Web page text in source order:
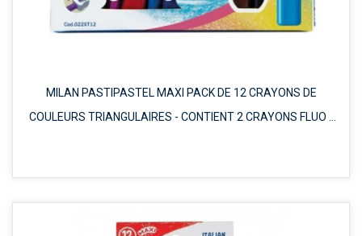
MILAN PASTIPASTEL MAXI PACK DE 12 CRAYONS DE
COULEURS TRIANGULAIRES - CONTIENT 2 CRAYONS FLUO -